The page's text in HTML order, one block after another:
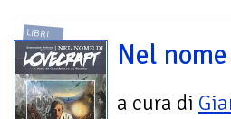
LIBRI
Nel
a cura di